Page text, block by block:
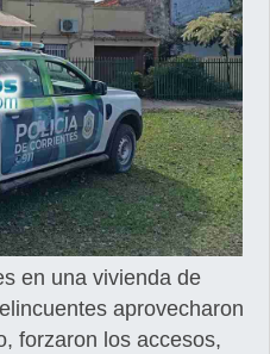
en una vivienda de
aprovecharon
forzaron los accesos,